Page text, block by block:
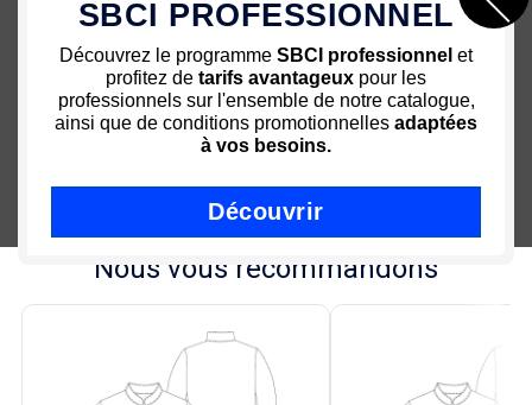
- Manches longues
- Bas de manches bord côté
- Col Officier
- Hauteur milieu dos : 100cm
- Enforme dos
- Lablouse de protectionest disponible en plusieurs
Nous vous recommandons
SBCI PROFESSIONNEL
Découvrez le programme SBCI professionnel et
profitez de tarifs avantageux pour les
professionnels sur l'ensemble de notre catalogue,
ainsi que de conditions promotionnelles adaptées
à vos besoins.
Découvrir